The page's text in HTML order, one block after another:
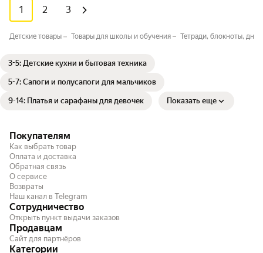
1 2 3
Детские товары Товары для школы и обучения Тетради, блокноты,
3-5: Детские кухни и бытовая техника
5-7: Сапоги и полусапоги для мальчиков
9-14: Платья и сарафаны для девочек Показать еще
Покупателям
Как выбрать товар
Оплата и доставка
Обратная связь
О сервисе
Возвраты
Наш канал в Telegram
Сотрудничество
Открыть пункт выдачи заказов
Продавцам
Сайт для партнёров
Категории